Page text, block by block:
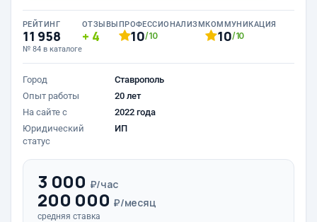
РЕЙТИНГ
11 958
№ 84 в каталоге
ОТЗЫВЫ
4
ПРОФЕССИОНАЛИЗМ
10/10
КОММУНИКАЦИЯ
10/10
Город
Ставрополь
Опыт работы
20 лет
На сайте с
2022 года
Юридический
статус
ИП
3 000 ₽/час
200 000 ₽/месяц
средняя ставка